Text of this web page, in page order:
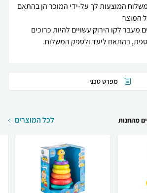
המוצעות לך על-ידי המוכר הן בהתאם
המוצר
מעבר לקו הירוק עשויים להיות כרוכים
בהתאם ליעד ולספק המשלוח.
מפרט טכני
מהחנות לכל המוצרים